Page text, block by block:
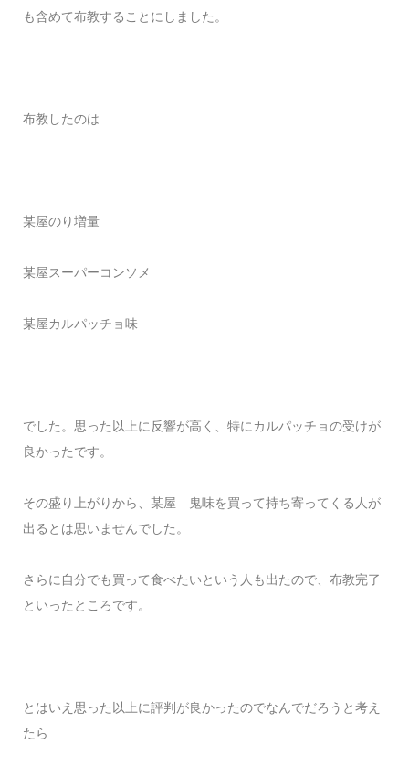
も含めて布教することにしました。
布教したのは
某屋のり増量
某屋スーパーコンソメ
某屋カルパッチョ味
でした。思った以上に反響が高く、特にカルパッチョの受けが
良かったです。
その盛り上がりから、某屋 鬼味を買って持ち寄ってくる人が
出るとは思いませんでした。
さらに自分でも買って食べたいという人も出たので、布教完了
といったところです。
とはいえ思った以上に評判が良かったのでなんでだろうと考え
たら